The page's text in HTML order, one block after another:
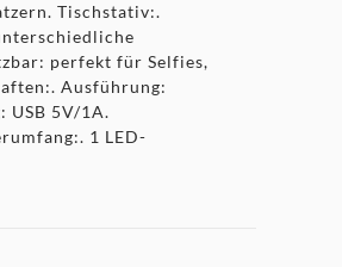
Tischstativ:.
perfekt für Selfies,
Ausführung:
USB 5V/1A.
1 LED-